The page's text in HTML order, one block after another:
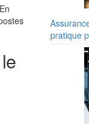
pratique